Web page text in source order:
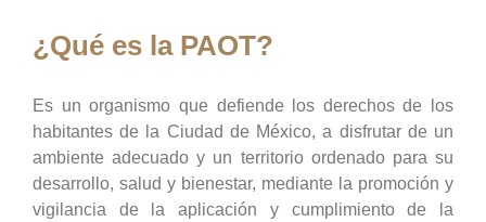
¿Qué es la PAOT?
Es un organismo que defiende los derechos de los
habitantes de la Ciudad de México, a disfrutar de un
ambiente adecuado y un territorio ordenado para su
desarrollo, salud y bienestar, mediante la promoción y
vigilancia de la aplicación y cumplimiento de la